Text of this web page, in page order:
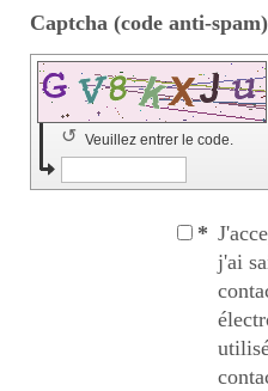
Veuillez entrer le code.
↺
*
j'ai